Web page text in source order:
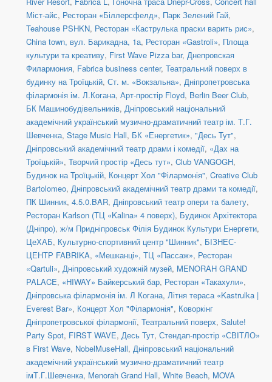
Міст-айс, Ресторан «Біллерсфелд», Парк Зелений Гай,
Teahouse PSHKN, Ресторан «Каструлька праски варить рис»,
China town, вул. Барикадна, 1а, Ресторан «Gastroli», Площа
культури та креативу, First Wave Pizza bar, Днепровская
Филармония, Fabrica business center, Театральний поверх в
будинку на Троїцькій, Ст. м. «Вокзальна», Дніпропетровська
філармонія ім. Л.Когана, Арт-простір Floyd, Berlin Beer Club,
БК Машинобудівельників, Дніпровський національний
академічний український музично-драматичний театр ім. Т.Г.
Шевченка, Stage Music Hall, БК «Енергетик», "Десь Тут",
Дніпровський академічний театр драми і комедії, «Дах на
Троїцькій», Творчий простір «Десь тут», Club VANGOGH,
Будинок на Троїцькій, Концерт Хол "Філармонія", Creative Club
Bartolomeo, Дніпровський академічний театр драми та комедії,
ПК Шинник, 4.5.0.BAR, Дніпровський театр опери та балету,
Ресторан Karlson (ТЦ «Kalina» 4 поверх), Будинок Архітектора
(Дніпро), ж/м Придніпровськ Філія Будинок Культури Енергети,
ЦеХАБ, Культурно-спортивний центр "Шинник", БІЗНЕС-
ЦЕНТР FABRIKA, «Мешканці», ТЦ «Пассаж», Ресторан
«Qartuli», Дніпровський художній музей, MENORAH GRAND
PALACE, «HIWAY» Байкерський бар, Ресторан «Такахули»,
Дніпровська філармонія ім. Л Когана, Літня тераса «Kastrulka |
Everest Bar», Концерт Хол "Філармонія", Коворкінг
Дніпропетровської філармонії, Театральний поверх, Salute!
Party Spot, FIRST WAVE, Десь Тут, Стендап-простір «СВІТЛО»
в First Wave, NobelMuseHall, Дніпровський національний
академічний український музично-драматичний театр
імТ.Г.Шевченка, Menorah Grand Hall, White Beach, MOVA